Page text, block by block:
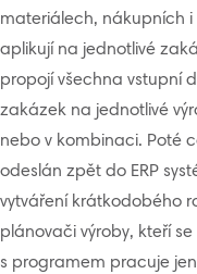
materiálech, nákupních
aplikují na jednotlivé
propojí všechna vstupní
zakázek na jednotlivé
nebo v kombinaci. Poté
odeslán zpět do ERP
vytváření krátkodobého
plánovači výroby, kteří
s programem pracuje